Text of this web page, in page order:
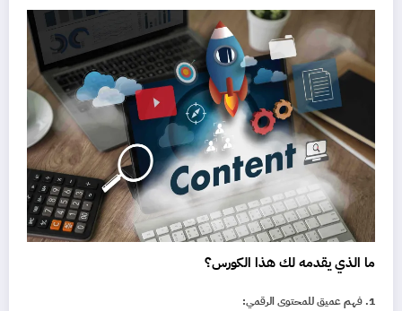
ما الذي يقدمه لك هذا الكورس؟
1. فهم عميق للمحتوى الرقمي: